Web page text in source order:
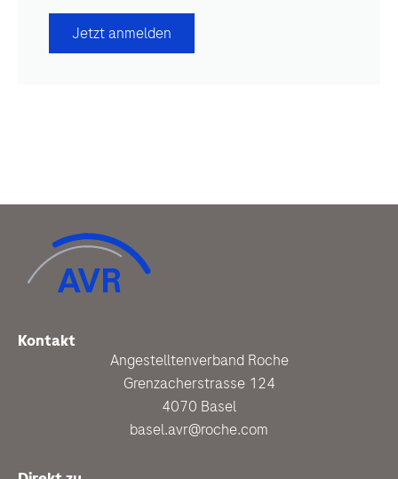
Jetzt anmelden
Kontakt
Angestelltenverband Roche
Grenzacherstrasse 124
4070 Basel
basel.avr@roche.com